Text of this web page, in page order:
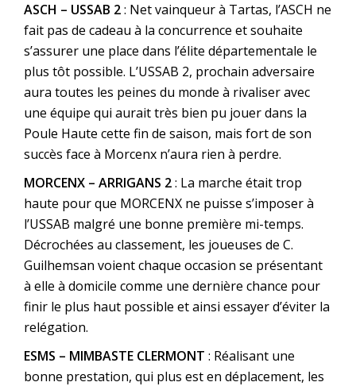
ASCH – USSAB 2: Net vainqueur à Tartas, l’ASCH ne
fait pas de cadeau à la concurrence et souhaite
s’assurer une place dans l’élite départementale le
plus tôt possible. L’USSAB 2, prochain adversaire
aura toutes les peines du monde à rivaliser avec
une équipe qui aurait très bien pu jouer dans la
Poule Haute cette fin de saison, mais fort de son
succès face à Morcenx n’aura rien à perdre.
MORCENX – ARRIGANS 2: La marche était trop
haute pour que MORCENX ne puisse s’imposer à
l’USSAB malgré une bonne première mi-temps.
Décrochées au classement, les joueuses de C.
Guilhemsan voient chaque occasion se présentant
à elle à domicile comme une dernière chance pour
finir le plus haut possible et ainsi essayer d’éviter la
relégation.
ESMS – MIMBASTE CLERMONT : Réalisant une
bonne prestation, qui plus est en déplacement, les